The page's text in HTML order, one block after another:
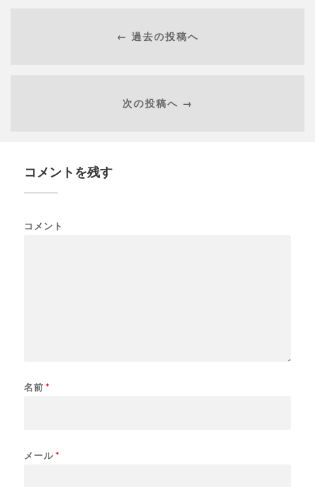
← 過去の投稿へ
次の投稿へ →
コメントを残す
コメント
名前 *
メール *